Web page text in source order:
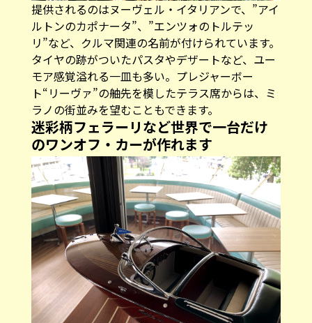
提供されるのはヌーヴェル・イタリアンで、”アイ
ルトンのカポナータ”、”エンツォのトルテッ
リ”など、クルマ関連の名前が付けられています。
タイヤの跡がついたパスタやデザートなど、ユー
モア感覚溢れる一皿も多い。プレジャーボー
ト“リーヴァ”の舳先を模したテラス席からは、ミ
ラノの街並みを望むこともできます。
迷彩柄フェラーリなど世界で一台だけ
のワンオフ・カーが作れます